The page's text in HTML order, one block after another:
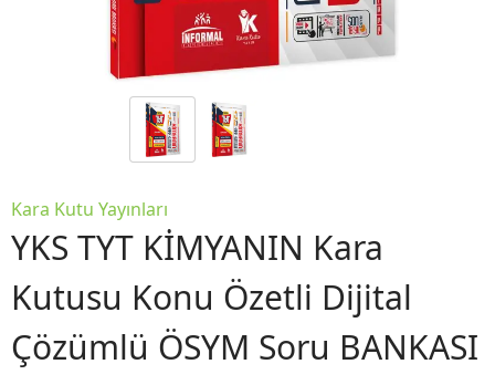
Kara Kutu Yayınları
YKS TYT KİMYANIN Kara
Kutusu Konu Özetli Dijital
Çözümlü ÖSYM Soru BANKASI